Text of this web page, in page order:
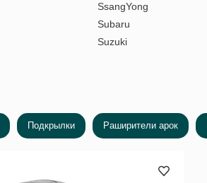
SsangYong
Subaru
Suzuki
Подкрылки Раширители арок